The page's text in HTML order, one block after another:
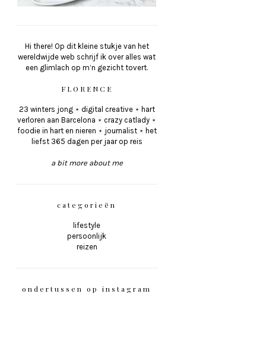
Hi there! Op dit kleine stukje van het
wereldwijde web schrijf ik over alles wat
een glimlach op m’n gezicht tovert.
FLORENCE
23 winters jong ⋆ digital creative ⋆ hart
verloren aan Barcelona ⋆ crazy catlady ⋆
foodie in hart en nieren ⋆ journalist ⋆ het
liefst 365 dagen per jaar op reis
a bit more about me
categorieën
lifestyle
persoonlijk
reizen
ondertussen op instagram